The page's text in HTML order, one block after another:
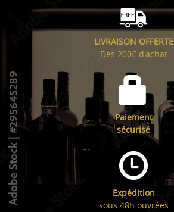
LIVRAISON OFFERTE
Dès 200€ d'achat
Paiement
sécurisé
Expédition
sous 48h ouvrées